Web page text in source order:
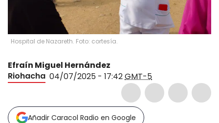
Hospital de Nazareth. Foto: cortesía.
Efraín Miguel Hernández
Riohacha 04/07/2025 - 17:42GMT-5
Añadir Caracol Radio en Google